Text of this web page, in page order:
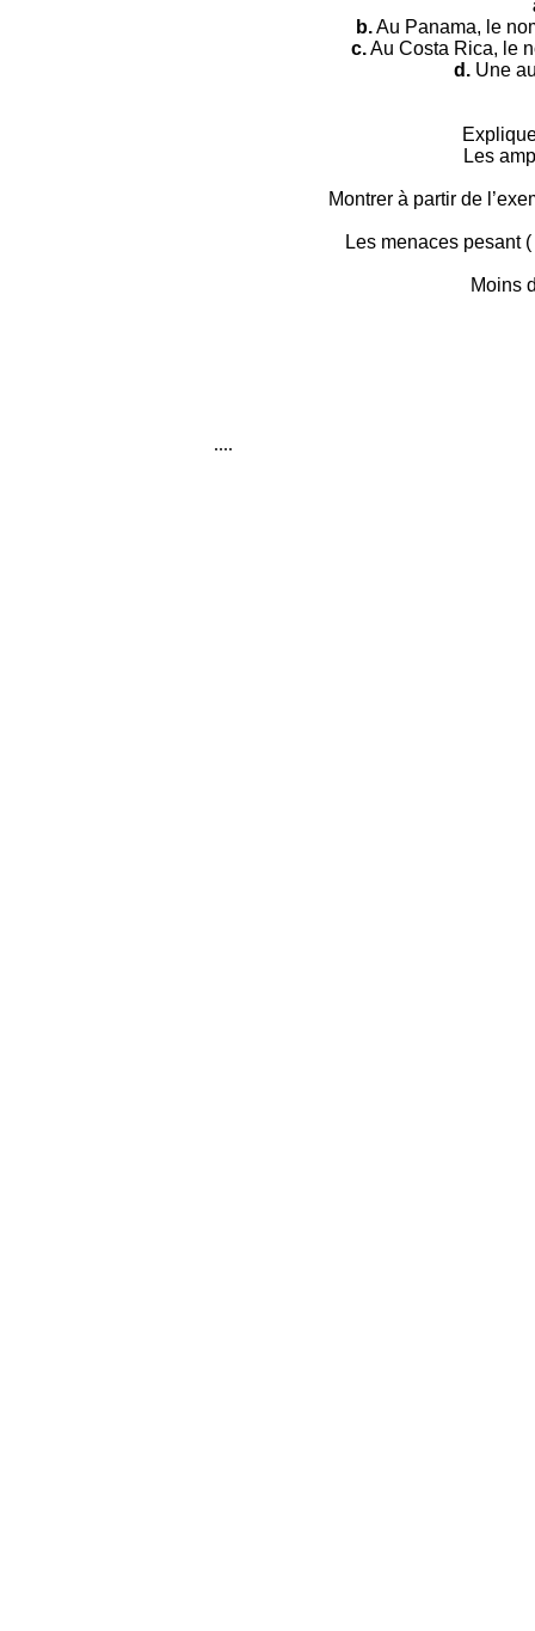
....
b.Au Panama, le
c.Au Costa Rica, le
d.Une
Les
Montrer à partir de
Les menaces pesant
Moins